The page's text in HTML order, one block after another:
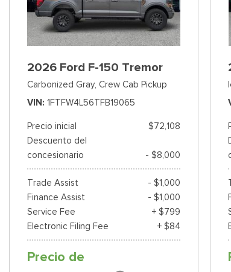
2026 Ford F-150 Tremor
Carbonized Gray, Crew Cab Pickup
VIN
1FTFW4L56TFB19065
Precio inicial
$72,108
Descuento del
concesionario
- $8,000
Trade Assist
- $1,000
Finance Assist
- $1,000
Service Fee
+ $799
Electronic Filing Fee
+ $84
Precio de